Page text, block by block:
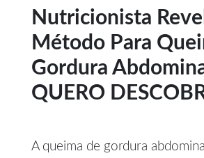
Nutricionista
Método Para
Gordura
QUERO
A queima de gordura